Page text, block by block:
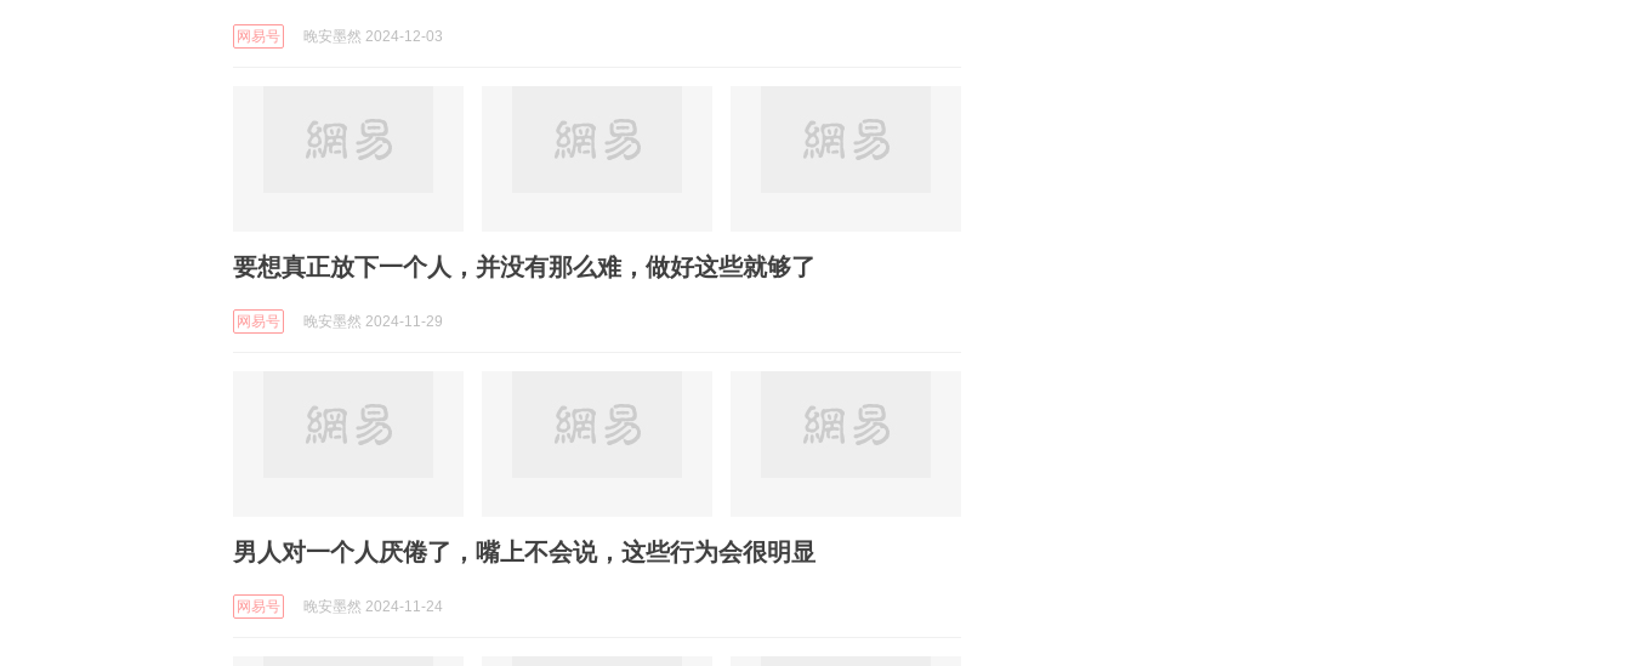
网易号 晚安墨然 2024-12-03
要想真正放下一个人，并没有那么难，做好这些就够了
网易号 晚安墨然 2024-11-29
男人对一个人厌倦了，嘴上不会说，这些行为会很明显
网易号 晚安墨然 2024-11-24